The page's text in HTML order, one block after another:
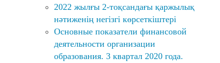
2022 жылғы 2-тоқсандағы қаржылық
нәтиженің негізгі көрсеткіштері
Основные показатели финансовой
деятельности организации
образования. 3 квартал 2020 года.